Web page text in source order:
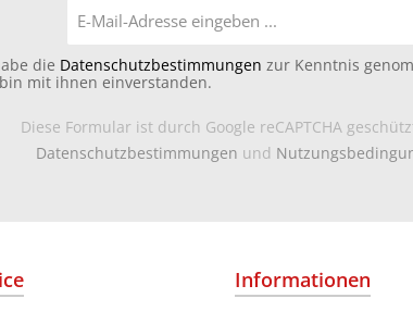
Mail-
die Datenschutzbestimmungen zur Kenntnis
mit ihnen einverstanden.
Diese Formular ist durch Google reCAPTCHA
Datenschutzbestimmungen und
Informationen